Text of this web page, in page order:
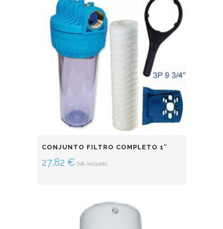
CONJUNTO FILTRO COMPLETO 1″
27,82 € IVA incluido